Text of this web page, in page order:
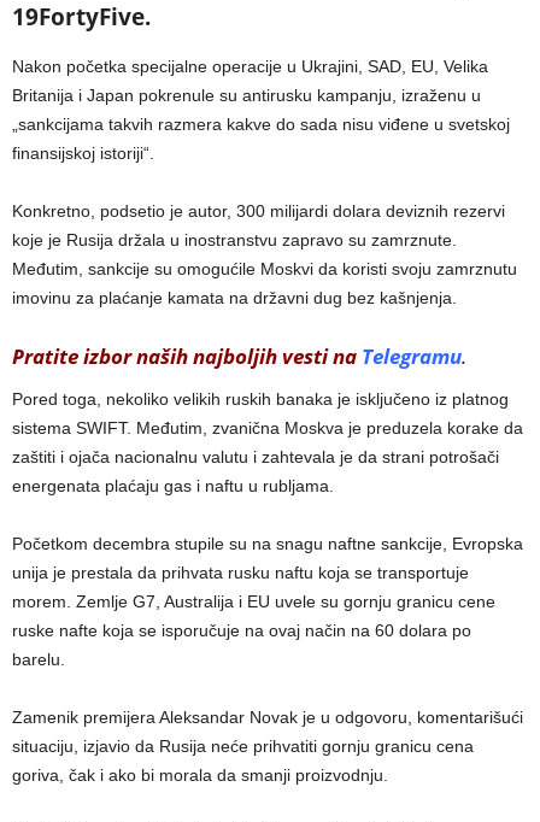
19FortyFive.
Nakon početka specijalne operacije u Ukrajini, SAD, EU, Velika
Britanija i Japan pokrenule su antirusku kampanju, izraženu u
„sankcijama takvih razmera kakve do sada nisu viđene u svetskoj
finansijskoj istoriji“.
Konkretno, podsetio je autor, 300 milijardi dolara deviznih rezervi
koje je Rusija držala u inostranstvu zapravo su zamrznute.
Međutim, sankcije su omogućile Moskvi da koristi svoju zamrznutu
imovinu za plaćanje kamata na državni dug bez kašnjenja.
Pratite izbor naših najboljih vesti na Telegramu.
Pored toga, nekoliko velikih ruskih banaka je isključeno iz platnog
sistema SWIFT. Međutim, zvanična Moskva je preduzela korake da
zaštiti i ojača nacionalnu valutu i ​​zahtevala je da strani potrošači
energenata plaćaju gas i naftu u rubljama.
Početkom decembra stupile su na snagu naftne sankcije, Evropska
unija je prestala da prihvata rusku naftu koja se transportuje
morem. Zemlje G7, Australija i EU uvele su gornju granicu cene
ruske nafte koja se isporučuje na ovaj način na 60 dolara po
barelu.
Zamenik premijera Aleksandar Novak je u odgovoru, komentarišući
situaciju, izjavio da Rusija neće prihvatiti gornju granicu cena
goriva, čak i ako bi morala da smanji proizvodnju.